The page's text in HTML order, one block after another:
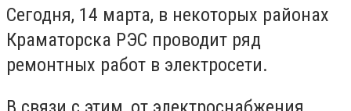
Сегодня, 14 марта, в некоторых районах
Краматорска РЭС проводит ряд
ремонтных работ в электросети.